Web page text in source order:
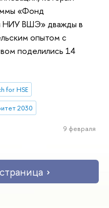
«Фонд
НИУ ВШЭ» дважды в
опытом с
поделились 14
for HSE
2030
9 февраля